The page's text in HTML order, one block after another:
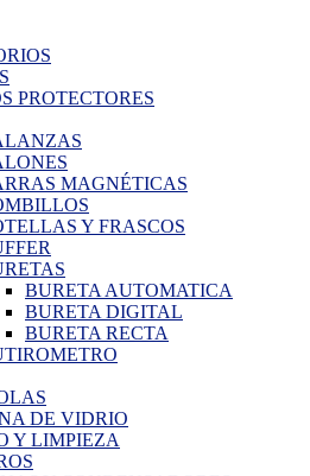
PROTECTORES
MAGNÉTICAS
Y FRASCOS
BURETA AUTOMATICA
BURETA DIGITAL
BURETA RECTA
DE VIDRIO
Y LIMPIEZA